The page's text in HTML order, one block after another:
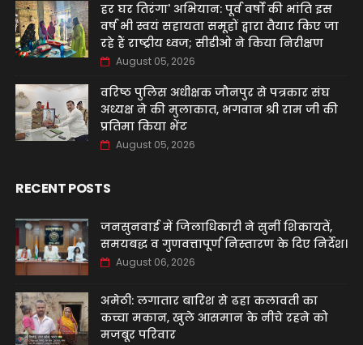
हर घर तिरंगा' अभियान: पूर्व वर्षों की भांति इस
वर्ष भी स्वयं सहायता समूहों द्वारा तैयार किए जा
रहे हैं राष्ट्रीय ध्वज; सीडीओ ने किया निरीक्षण
August 05, 2026
वरिष्ठ पुलिस अधीक्षक जौनपुर से पत्रकार संघ
अध्यक्ष ने की मुलाकात, भगवान श्री राम जी की
प्रतिमा किया भेंट
August 05, 2026
RECENT POSTS
जनसुनवाई में जिलाधिकारी ने सुनीं शिकायतें,
समयबद्ध व गुणवत्तापूर्ण निस्तारण के दिए निर्देश।
August 06, 2026
अमेठी: लगातार बारिश से ढहा कलावती का
कच्चा मकान, खुले आसमान के नीचे रहने को
मजबूर परिवार